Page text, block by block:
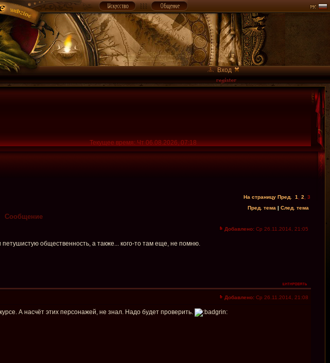
Вход
Текущее время: Чт 06.08.2026, 07:18
На страницу Пред. 1 2
3
Пред. тема | След. тема
Сообщение
Добавлено: Ср 26.11.2014, 21:05
общественность, а также... кого-то там еще, не помню.
Добавлено: Ср 26.11.2014, 21:08
А насчёт этих персонажей, не знал. Надо будет проверить.